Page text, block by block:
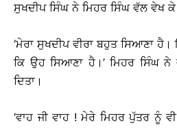
ਸੁਖਦੀਪ ਸਿੰਘ ਨੇ ਮਿਹਰ ਸਿੰਘ ਵੱਲ ਵੇਖ
‘ਮੇਰਾ ਸੁਖਦੀਪ ਵੀਰਾ ਬਹੁਤ ਸਿਆਣਾ
ਕਿ ਉਹ ਸਿਆਣਾ ਹੈ।’ ਮਿਹਰ ਸਿੰਘ ਨੇ
ਦਿਤਾ।
‘ਵਾਹ ਜੀ ਵਾਹ ! ਮੇਰੇ ਮਿਹਰ ਪੁੱਤਰ ਨੂੰ